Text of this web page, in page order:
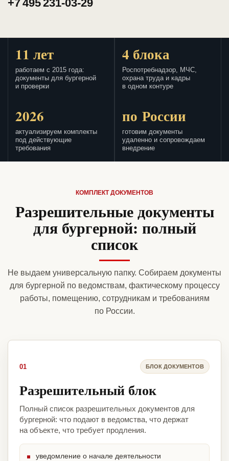
+7 495 231-03-29
11 лет
работаем с 2015 года:
документы для бургерной
и проверки
4 блока
Роспотребнадзор, МЧС,
охрана труда и кадры
в одном контуре
2026
актуализируем комплекты
под действующие
требования
по России
готовим документы
удаленно и сопровождаем
внедрение
КОМПЛЕКТ ДОКУМЕНТОВ
Разрешительные документы
для бургерной: полный
список
Не выдаем универсальную папку. Собираем документы
для бургерной по ведомствам, фактическому процессу
работы, помещению, сотрудникам и требованиям
по России.
01 БЛОК ДОКУМЕНТОВ
Разрешительный блок
Полный список разрешительных документов для
бургерной: что подают в ведомства, что держат
на объекте, что требует продления.
уведомление о начале деятельности